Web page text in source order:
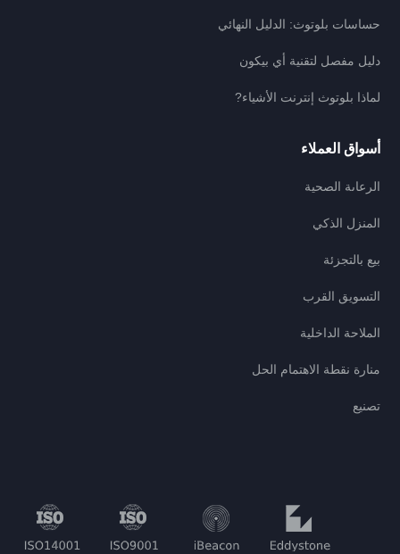
حساسات بلوتوث: الدليل النهائي
دليل مفصل لتقنية أي بيكون
لماذا بلوتوث إنترنت الأشياء?
أسواق العملاء
الرعاىة الصحية
المنزل الذكي
بيع بالتجزئة
التسويق القرب
الملاحة الداخلية
منارة نقطة الاهتمام الحل
تصنيع